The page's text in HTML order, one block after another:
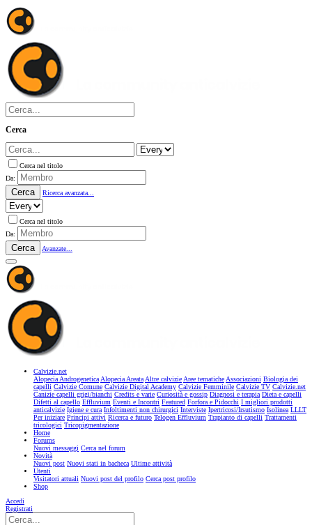
Cerca
Cerca nel titolo
Da:
Cerca Ricerca avanzata...
Cerca nel titolo
Da:
Cerca Avanzate...
Calvizie.net
Alopecia AndrogeneticaAlopecia AreataAltre calvizieAree tematicheAssociazioni Biologia dei
capelli Calvizie Comune Calvizie Digital Academy Calvizie Femminile Calvizie TV Calvizie.net
Canizie capelli grigi/bianchi Credits e varie Curiosità e gossip Diagnosi e terapia Dieta e capelli
Difetti al capello Effluvium Eventi e Incontri Featured Forfora e Pidocchi I migliori prodotti
anticalvizie Igiene e cura Infoltimenti non chirurgici Interviste Ipertricosi/Irsutismo Isolinea LLLT
Per iniziare Principi attivi Ricerca e futuro Telogen Effluvium Trapianto di capelli Trattamenti
tricologici Tricopigmentazione
Home
Forums
Nuovi messaggi Cerca nel forum
Novità
Nuovi post Nuovi stati in bacheca Ultime attività
Utenti
Visitatori attuali Nuovi post del profilo Cerca post profilo
Shop
Accedi
Registrati